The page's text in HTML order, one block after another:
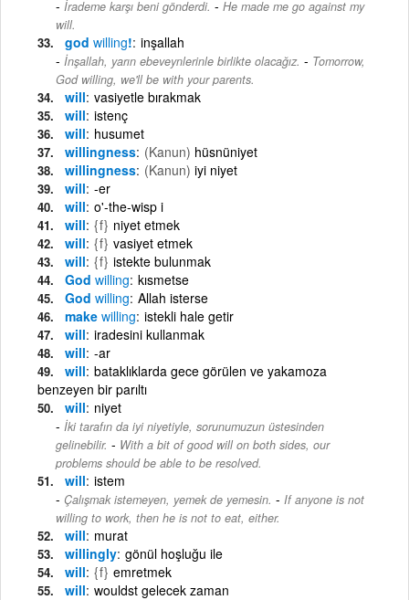
İrademe karşı beni gönderdi. - He made me go against my
will.
god willing! inşallah
İnşallah, yarın ebeveynlerinle birlikte olacağız. - Tomorrow,
God willing, we'll be with your parents.
will vasiyetle bırakmak
will istenç
will husumet
willingness (Kanun) hüsnüniyet
willingness (Kanun) iyi niyet
will -er
will o'-the-wisp i
will {f} niyet etmek
will {f} vasiyet etmek
will {f} istekte bulunmak
God willing kısmetse
God willing Allah isterse
make willing istekli hale getir
will iradesini kullanmak
will -ar
will bataklıklarda gece görülen ve yakamoza
benzeyen bir parıltı
will niyet
İki tarafın da iyi niyetiyle, sorunumuzun üstesinden
gelinebilir. - With a bit of good will on both sides, our
problems should be able to be resolved.
will istem
Çalışmak istemeyen, yemek de yemesin. - If anyone is not
willing to work, then he is not to eat, either.
will murat
willingly gönül hoşluğu ile
will {f} emretmek
will wouldst gelecek zaman